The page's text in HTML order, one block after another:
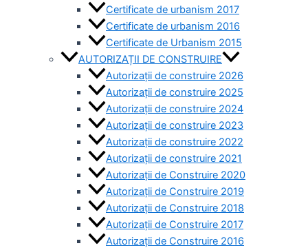
Certificate de urbanism 2017
Certificate de urbanism 2016
Certificate de Urbanism 2015
AUTORIZAȚII DE CONSTRUIRE
Autorizații de construire 2026
Autorizații de construire 2025
Autorizații de construire 2024
Autorizații de construire 2023
Autorizații de construire 2022
Autorizații de construire 2021
Autorizații de Construire 2020
Autorizații de Construire 2019
Autorizaţii de Construire 2018
Autorizaţii de Construire 2017
Autorizaţii de Construire 2016